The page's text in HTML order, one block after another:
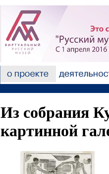
Из собрания
картинной